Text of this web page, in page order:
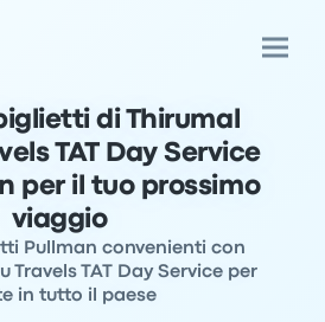
di Thirumal
TAT Day Service
per il tuo prossimo
viaggio
Pullman convenienti con
Travels TAT Day Service per
in tutto il paese